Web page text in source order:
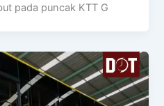
pada puncak KTT G